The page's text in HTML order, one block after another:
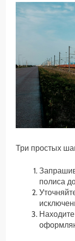
Три простых
полиса